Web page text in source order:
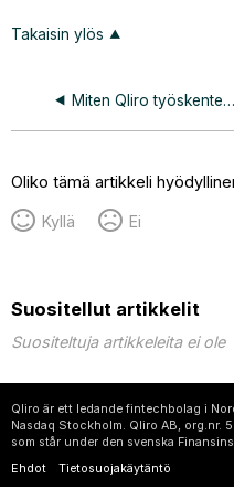
Takaisin ylös
Miten Qliro työskentelee petosten torjumiseksi?
Oliko tämä artikkeli
Kyllä Ei
Suositellut artikkelit
Suositeltuja artikkeleita ei ole
Qliro är ett ledande fintechbolag i
Nasdaq Stockholm. Qliro AB, org.nr.
som står under den svenska
Ehdot
Tietosuojakäytäntö